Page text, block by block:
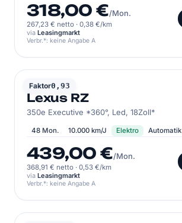
318,00 €/Mon.
267,23 € netto · 0,38 €/km
via Leasingmarkt
Verbr.*: keine Angabe A
Faktor0,93
LEXUS
Lexus RZ
350e Executive *360°, Led, 18Zoll*
48 Mon. 10.000 km/J Elektro Automatik
439,00 €/Mon.
368,91 € netto · 0,53 €/km
via Leasingmarkt
Verbr.*: keine Angabe A